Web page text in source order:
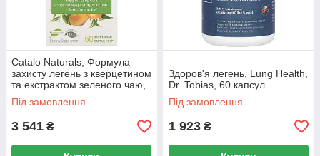
Catalo Naturals, Формула
захисту легень з кверцетином
та екстрактом зеленого чаю,
60 вегетаріанських капсул
Під замовлення
3 541 ₴
Здоров'я легень, Lung Health,
Dr. Tobias, 60 капсул
Під замовлення
1 923 ₴